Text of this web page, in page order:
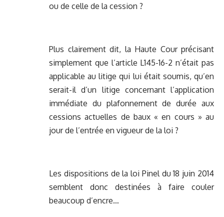
ou de celle de la cession ?
Plus clairement dit, la Haute Cour précisant
simplement que l’article L145-16-2 n’était pas
applicable au litige qui lui était soumis, qu’en
serait-il d’un litige concernant l’application
immédiate du plafonnement de durée aux
cessions actuelles de baux « en cours » au
jour de l’entrée en vigueur de la loi ?
Les dispositions de la loi Pinel du 18 juin 2014
semblent donc destinées à faire couler
beaucoup d’encre…